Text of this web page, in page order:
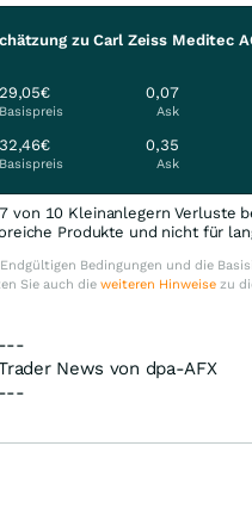
zu Carl Zeiss Meditec
29,05€
Basispreis
0,07
Ask
32,46€
Basispreis
0,35
Ask
von 10 Kleinanlegern Verluste
Produkte und nicht für
Bedingungen und die
Sie auch die weiteren Hinweisezu
News von dpa-AFX